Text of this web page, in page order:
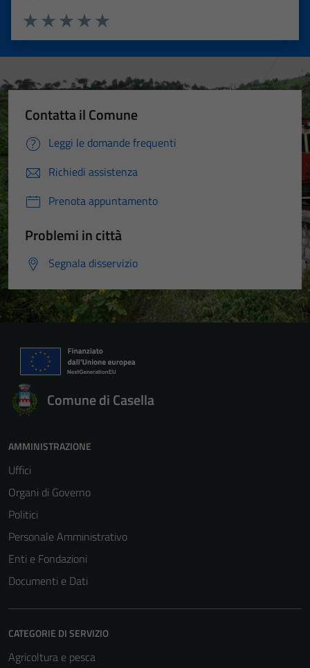
Valuta 5 stelle su 5
Valuta 4 stelle su 5
Valuta 3 stelle su 5
Valuta 2 stelle su 5
Valuta 1 stelle su 5
Contatta il Comune
Leggi le domande frequenti
Richiedi assistenza
Prenota appuntamento
Problemi in città
Segnala disservizio
Comune di Casella
AMMINISTRAZIONE
Uffici
Organi di Governo
Politici
Personale Amministrativo
Enti e Fondazioni
Documenti e Dati
CATEGORIE DI SERVIZIO
Agricoltura e pesca